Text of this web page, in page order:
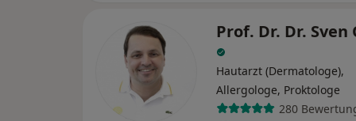
Prof. Dr. Dr. Sven
Hautarzt (Dermatologe),
Allergologe, Proktologe
280